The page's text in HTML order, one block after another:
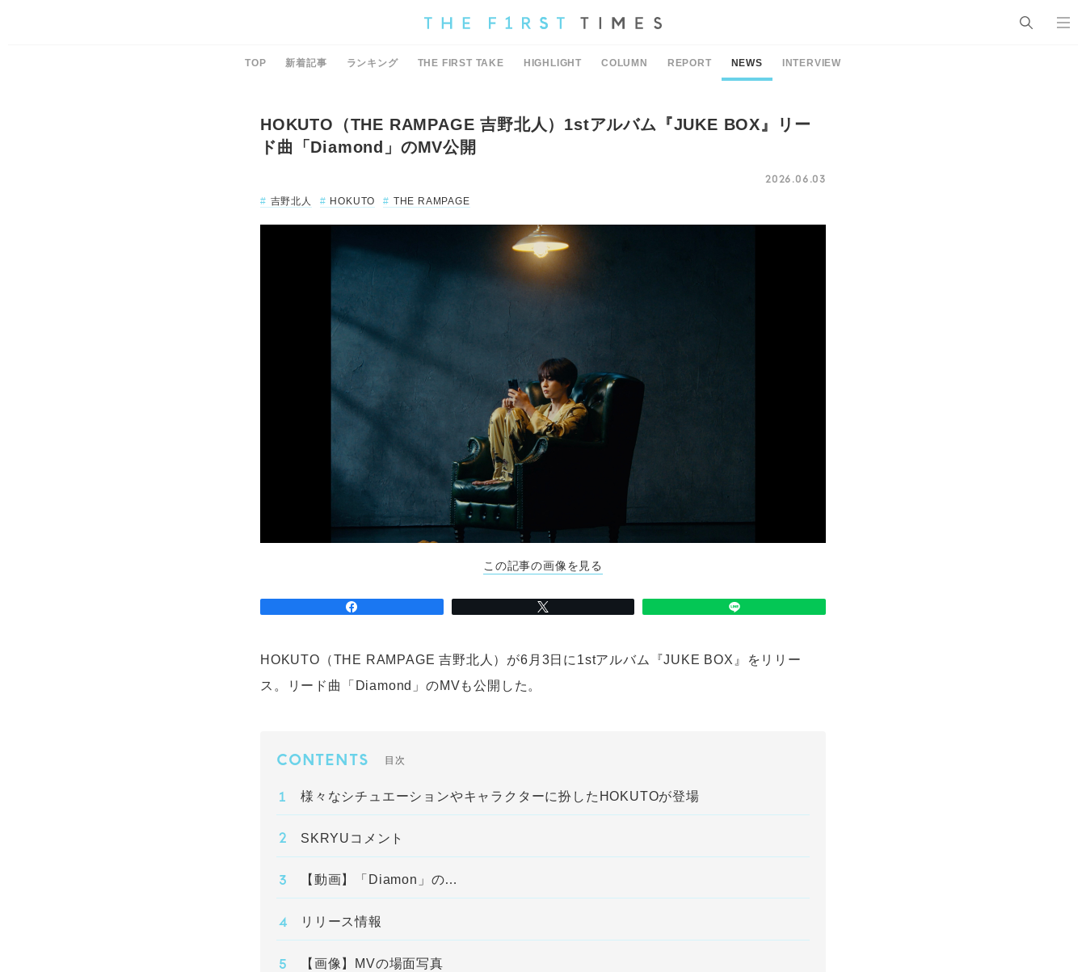
TOP 新着記事 ランキング THE FIRST TAKE HIGHLIGHT COLUMN REPORT NEWS INTERVIEW
HOKUTO（THE RAMPAGE 吉野北人）1stアルバム『JUKE BOX』リー
ド曲「Diamond」のMV公開
2026.06.03
吉野北人
HOKUTO THE RAMPAGE
この記事の画像を見る
HOKUTO（THE RAMPAGE 吉野北人）が6月3日に1stアルバム『JUKE BOX』をリリー
ス。リード曲「Diamond」のMVも公開した。
CONTENTS 目次
様々なシチュエーションやキャラクターに扮したHOKUTOが登場
SKRYUコメント
【動画】「Diamon」のMV
リリース情報
【画像】MVの場面写真